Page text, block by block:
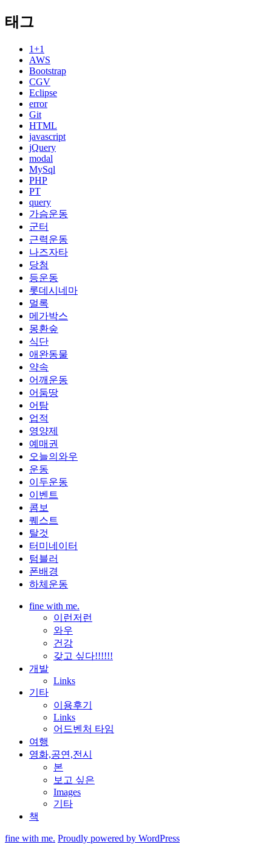
태그
1+1
AWS
Bootstrap
CGV
Eclipse
error
Git
HTML
javascript
jQuery
modal
MySql
PHP
PT
query
가슴운동
군터
근력운동
나즈자타
당첨
등운동
롯데시네마
멀록
메가박스
몽환숲
식단
애완동물
약속
어깨운동
어둠땅
어탐
업적
영양제
예매권
오늘의와우
운동
이두운동
이벤트
콤보
퀘스트
탈것
터미네이터
텀블러
폰배경
하체운동
fine with me.
이런저런
와우
건강
갖고 싶다!!!!!!
개발
Links
기타
이용후기
Links
어드벤처 타임
여행
영화,공연,전시
본
보고 싶은
Images
기타
책
fine with me. Proudly powered by WordPress